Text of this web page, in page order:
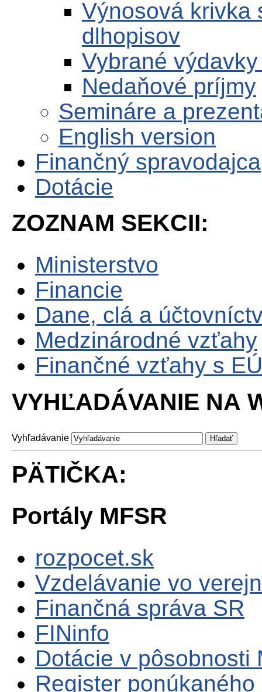
Výnosová krivka
dlhopisov
Vybrané
Nedaňové príjmy
Semináre a
English version
Finančný spravodajca
Dotácie
ZOZNAM SEKCII:
Ministerstvo
Financie
Dane, clá a
Medzinárodné vzťahy
Finančné vzťahy s EÚ
VYHĽADÁVANIE NA
Vyhľadávanie
PÄTIČKA:
Portály MFSR
rozpocet.sk
Vzdelávanie vo
Finančná správa SR
FINinfo
Dotácie v pôsobnosti
Register